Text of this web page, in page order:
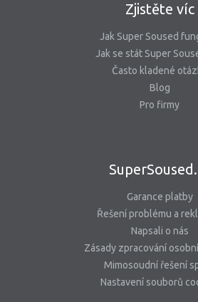
Zjistěte víc
Jak Super Soused
Jak se stát Super
Často kladené
Blog
Pro firmy
Garance platby
Řešení problému a
Napsali o nás
Zásady zpracování
Mimosoudní řešení
Nastavení souborů